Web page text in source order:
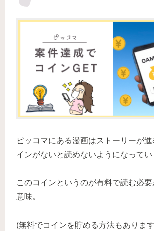
ピッコマにある漫画はストーリーが進
インがないと読めないようになってい
このコインというのが有料で読む必要
意味。
(無料でコインを貯める方法もありま